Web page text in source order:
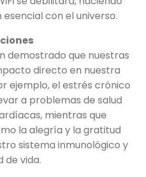
con el universo.
demostrado que nuestras
directo en nuestra
ejemplo, el estrés crónico
a problemas de salud
mientras que
la alegría y la gratitud
sistema inmunológico y
de vida.